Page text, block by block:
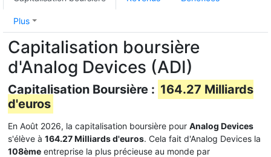
Plus
Capitalisation boursière
d'Analog Devices (ADI)
Capitalisation Boursière : 164.27 Milliards
d'euros
En Août 2026, la capitalisation boursière pour Analog Devices
s'élève à 164.27 Milliards d'euros. Cela fait d'Analog Devices la
108ème entreprise la plus précieuse au monde par